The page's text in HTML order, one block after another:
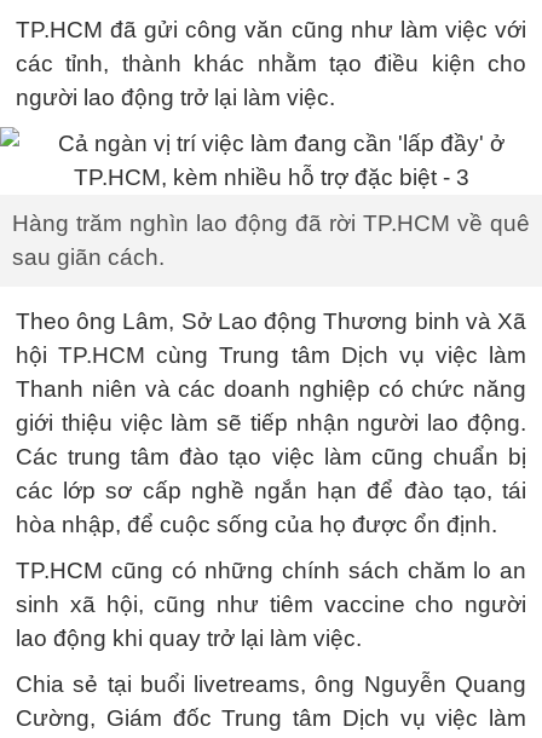
TP.HCM đã gửi công văn cũng như làm việc với
các tỉnh, thành khác nhằm tạo điều kiện cho
người lao động trở lại làm việc.
Hàng trăm nghìn lao động đã rời TP.HCM về quê
sau giãn cách.
Theo ông Lâm, Sở Lao động Thương binh và Xã
hội TP.HCM cùng Trung tâm Dịch vụ việc làm
Thanh niên và các doanh nghiệp có chức năng
giới thiệu việc làm sẽ tiếp nhận người lao động.
Các trung tâm đào tạo việc làm cũng chuẩn bị
các lớp sơ cấp nghề ngắn hạn để đào tạo, tái
hòa nhập, để cuộc sống của họ được ổn định.
TP.HCM cũng có những chính sách chăm lo an
sinh xã hội, cũng như tiêm vaccine cho người
lao động khi quay trở lại làm việc.
Chia sẻ tại buổi livetreams, ông Nguyễn Quang
Cường, Giám đốc Trung tâm Dịch vụ việc làm